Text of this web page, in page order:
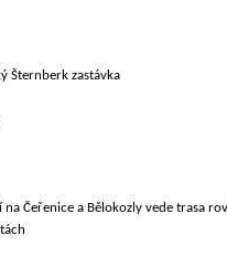
Šternberk zastávka
Čeřenice a Bělokozly vede trasa